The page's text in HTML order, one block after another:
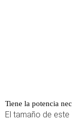
Tiene la potencia
El tamaño de este